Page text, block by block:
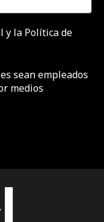
y la Política de
sean empleados
medios